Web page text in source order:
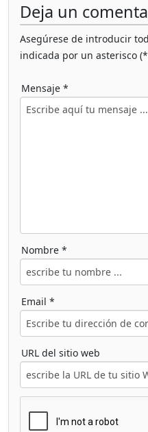
Deja un
Asegúrese de introducir
indicada por un asterisco
Mensaje *
Nombre *
Email *
URL del sitio web